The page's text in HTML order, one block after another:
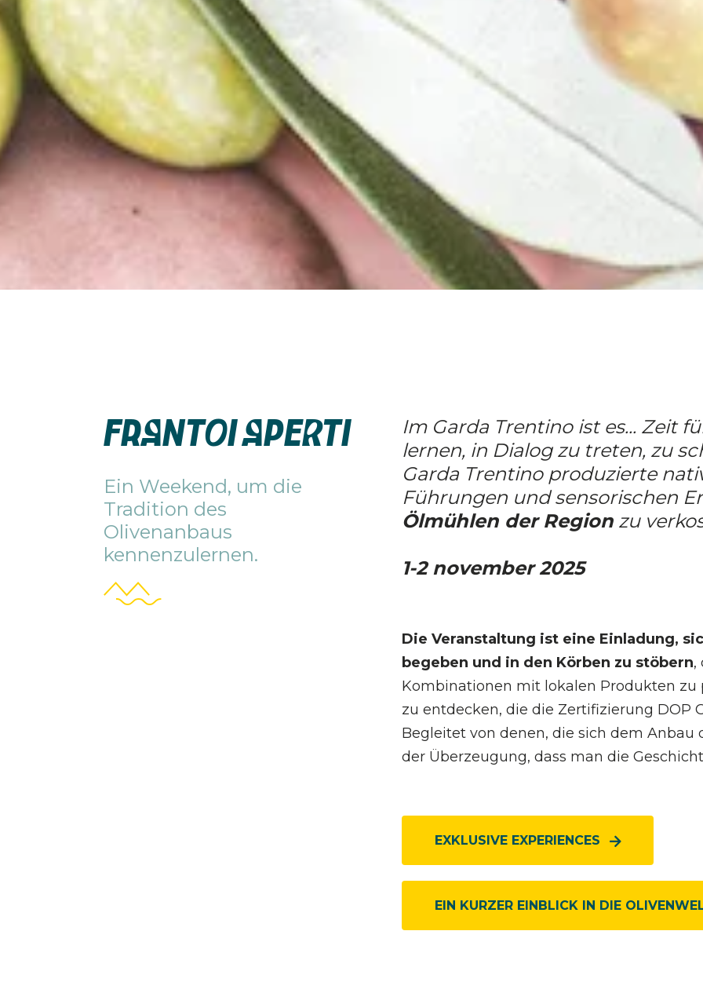
FRANTOI APERTI
Ein Weekend, um die
Tradition des
Olivenanbaus
kennenzulernen.
Im Garda Trentino ist es... Zeit
lernen, in Dialog zu treten, zu
Garda Trentino produzierte
Führungen und sensorischen
Ölmühlen der Region zu
1-2 november 2025
Die Veranstaltung ist eine Einladung,
begeben und in den Körben zu stöbern,
Kombinationen mit lokalen Produkten
zu entdecken, die die Zertifizierung DOP
Begleitet von denen, die sich dem
der Überzeugung, dass man die
EXKLUSIVE EXPERIENCES
EIN KURZER EINBLICK IN DIE